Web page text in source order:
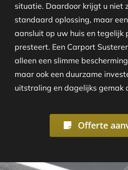
situatie. Daardoor krijgt u niet
standaard oplossing, maar
aansluit op uw huis en tegelijk
presteert. Een Carport
alleen een slimme
maar ook een duurzame
uitstraling en dagelijks gemak
Offerte